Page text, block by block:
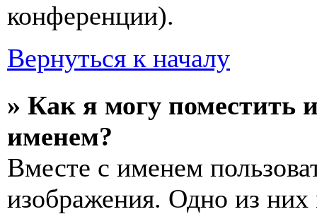
конференции).
Вернуться к началу
» Как я могу поместить
именем?
Вместе с именем
изображения. Одно из